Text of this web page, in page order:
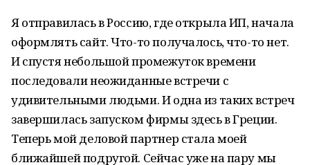
Я отправилась в Россию, где открыла ИП, начала
оформлять сайт. Что-то получалось, что-то нет.
И спустя небольшой промежуток времени
последовали неожиданные встречи с
удивительными людьми. И одна из таких встреч
завершилась запуском фирмы здесь в Греции.
Теперь мой деловой партнер стала моей
ближайшей подругой. Сейчас уже на пару мы